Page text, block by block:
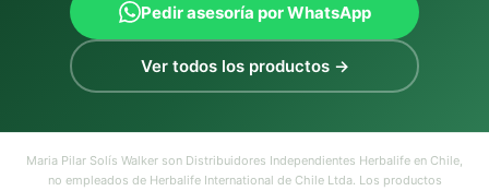
Pedir asesoría por WhatsApp
Ver todos los productos →
Maria Pilar Solís Walker son Distribuidores Independientes Herbalife en Chile,
no empleados de Herbalife International de Chile Ltda. Los productos